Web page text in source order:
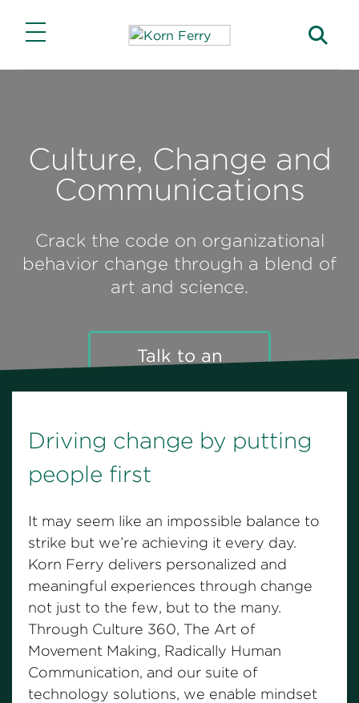
Capacidades
Soluciones destacadas
Industrias
Trabajos con nuestros clientes
Empleos en Korn Ferry
Nuestra historia
ASG y responsabilidad corporativa
Asociaciones
Culture, Change and
Communications
Crack the code on organizational
behavior change through a blend of
art and science.
Talk to an
Driving change by putting
people first
It may seem like an impossible balance to
strike but we’re achieving it every day.
Korn Ferry delivers personalized and
meaningful experiences through change
not just to the few, but to the many.
Through Culture 360, The Art of
Movement Making, Radically Human
Communication, and our suite of
technology solutions, we enable mindset